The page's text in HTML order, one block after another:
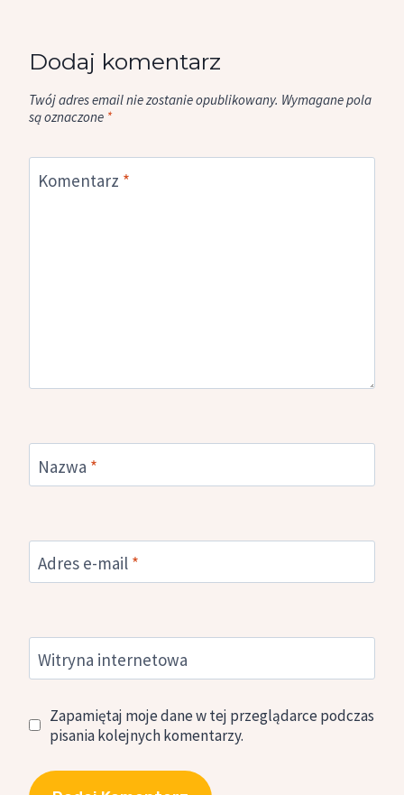
Dodaj komentarz
Twój adres email nie zostanie opublikowany. Wymagane pola
są oznaczone *
Komentarz *
Nazwa *
Adres e-mail *
Witryna internetowa
Zapamiętaj moje dane w tej przeglądarce podczas
pisania kolejnych komentarzy.